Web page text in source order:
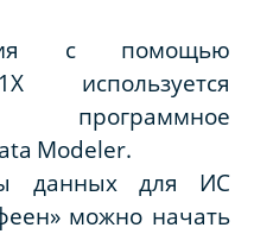
с помощью
X
используется
программное
Modeler.
данных для ИС
можно начать